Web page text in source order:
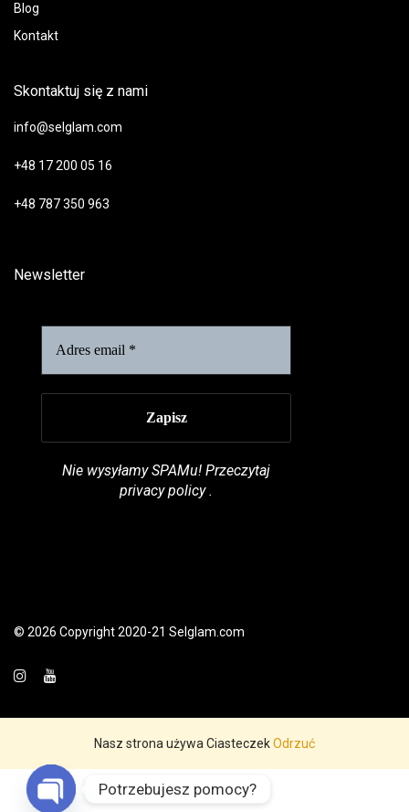
Blog
Kontakt
Skontaktuj się z nami
info@selglam.com
+48 17 200 05 16
+48 787 350 963
Newsletter
Nie wysyłamy SPAMu! Przeczytaj
privacy policy.
© 2026 Copyright 2020-21 Selglam.com
Nasz strona używa CiasteczekOdrzuć
Polski
Potrzebujesz pomocy?